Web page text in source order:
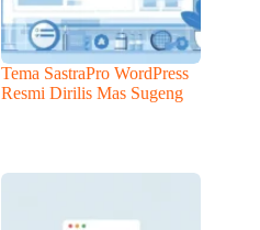
Tema SastraPro WordPress
Resmi Dirilis Mas Sugeng